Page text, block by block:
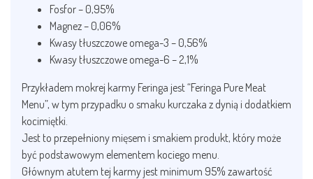
Fosfor – 0,95%
Magnez – 0,06%
Kwasy tłuszczowe omega-3 – 0,56%
Kwasy tłuszczowe omega-6 – 2,1%
Przykładem mokrej karmy Feringa jest “Feringa Pure Meat
Menu”, w tym przypadku o smaku kurczaka z dynią i dodatkiem
kocimiętki.
Jest to przepełniony mięsem i smakiem produkt, który może
być podstawowym elementem kociego menu.
Głównym atutem tej karmy jest minimum 95% zawartość